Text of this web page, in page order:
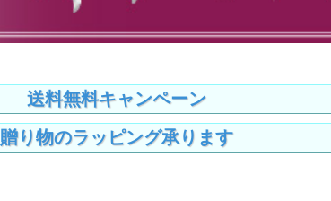
送料無料キャンペーン
贈り物のラッピング承ります